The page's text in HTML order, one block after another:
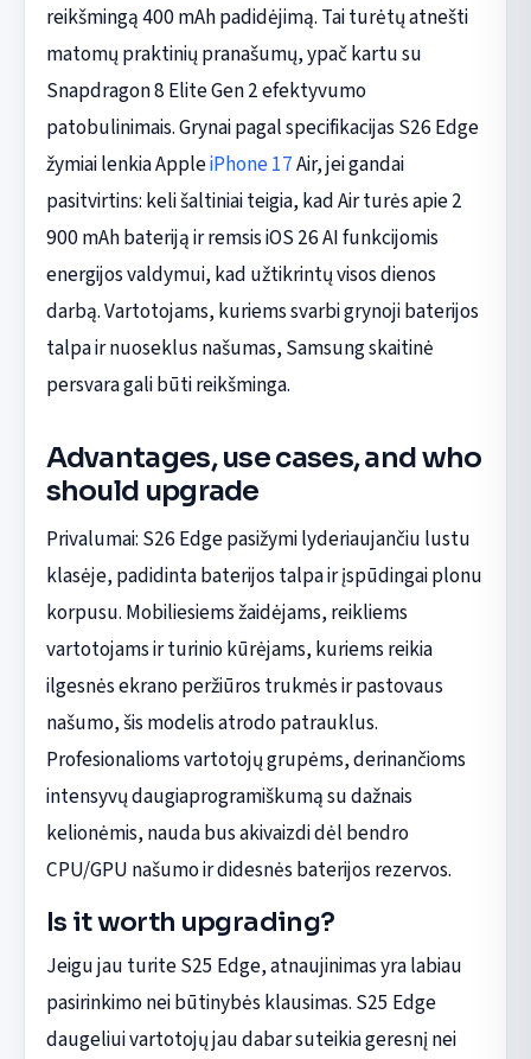
reikšmingą 400 mAh padidėjimą. Tai turėtų atnešti
matomų praktinių pranašumų, ypač kartu su
Snapdragon 8 Elite Gen 2 efektyvumo
patobulinimais. Grynai pagal specifikacijas S26 Edge
žymiai lenkia AppleiPhone 17Air, jei gandai
pasitvirtins: keli šaltiniai teigia, kad Air turės apie 2
900 mAh bateriją ir remsis iOS 26 AI funkcijomis
energijos valdymui, kad užtikrintų visos dienos
darbą. Vartotojams, kuriems svarbi grynoji baterijos
talpa ir nuoseklus našumas, Samsung skaitinė
persvara gali būti reikšminga.
Advantages, use cases, and who
should upgrade
Privalumai: S26 Edge pasižymi lyderiaujančiu lustu
klasėje, padidinta baterijos talpa ir įspūdingai plonu
korpusu. Mobiliesiems žaidėjams, reikliems
vartotojams ir turinio kūrėjams, kuriems reikia
ilgesnės ekrano peržiūros trukmės ir pastovaus
našumo, šis modelis atrodo patrauklus.
Profesionalioms vartotojų grupėms, derinančioms
intensyvų daugiaprogramiškumą su dažnais
kelionėmis, nauda bus akivaizdi dėl bendro
CPU/GPU našumo ir didesnės baterijos rezervos.
Is it worth upgrading?
Jeigu jau turite S25 Edge, atnaujinimas yra labiau
pasirinkimo nei būtinybės klausimas. S25 Edge
daugeliui vartotojų jau dabar suteikia geresnį nei